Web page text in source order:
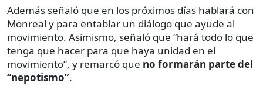
Además señaló que en los próximos días hablará con
Monreal y para entablar un diálogo que ayude al
movimiento. Asimismo, señaló que “hará todo lo que
tenga que hacer para que haya unidad en el
movimiento”, y remarcó que no formarán parte del
“nepotismo”.